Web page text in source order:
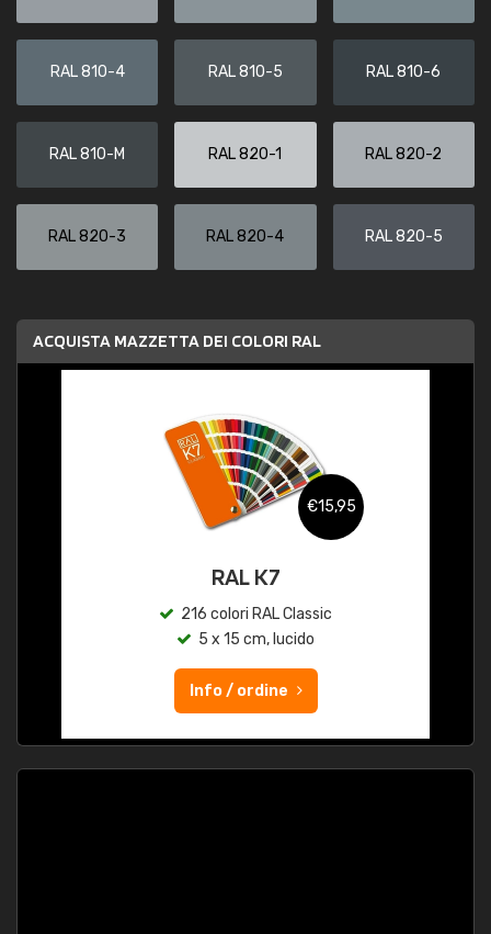
RAL 810-4 RAL 810-5 RAL 810-6
RAL 810-M RAL 820-1 RAL 820-2
RAL 820-3 RAL 820-4 RAL 820-5
ACQUISTA MAZZETTA DEI COLORI RAL
€15,95
RAL K7
216 colori RAL Classic
5 x 15 cm, lucido
Info / ordine